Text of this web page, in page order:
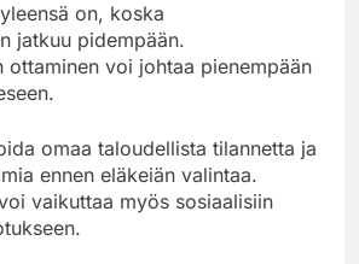
on, koska
jatkuu pidempään.
ottaminen voi johtaa pienempään
omaa taloudellista tilannetta ja
ennen eläkeiän valintaa.
vaikuttaa myös sosiaalisiin